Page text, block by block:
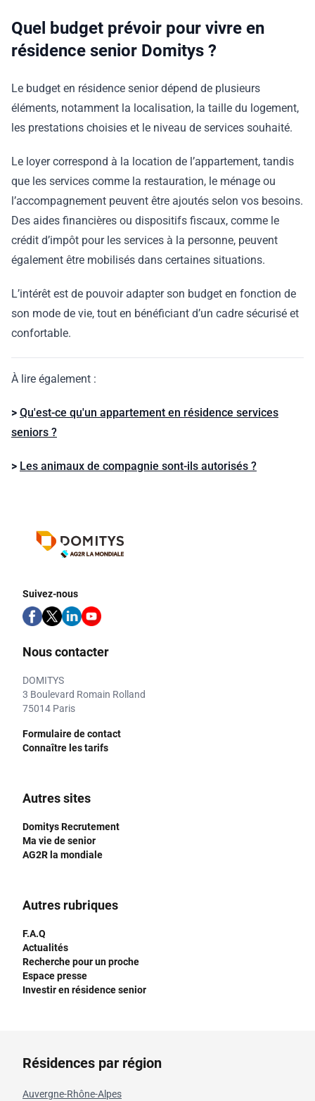
Quel budget prévoir pour vivre en
résidence senior Domitys ?
Le budget en résidence senior dépend de plusieurs
éléments, notamment la localisation, la taille du logement,
les prestations choisies et le niveau de services souhaité.
Le loyer correspond à la location de l’appartement, tandis
que les services comme la restauration, le ménage ou
l’accompagnement peuvent être ajoutés selon vos besoins.
Des aides financières ou dispositifs fiscaux, comme le
crédit d’impôt pour les services à la personne, peuvent
également être mobilisés dans certaines situations.
L’intérêt est de pouvoir adapter son budget en fonction de
son mode de vie, tout en bénéficiant d’un cadre sécurisé et
confortable.
À lire également :
> Qu'est-ce qu'un appartement en résidence services
seniors ?
> Les animaux de compagnie sont-ils autorisés ?
Suivez-nous
Nous contacter
DOMITYS
3 Boulevard Romain Rolland
75014 Paris
Formulaire de contact
Connaître les tarifs
Autres sites
Domitys Recrutement
Ma vie de senior
AG2R la mondiale
Autres rubriques
F.A.Q
Actualités
Recherche pour un proche
Espace presse
Investir en résidence senior
Résidences par région
Auvergne-Rhône-Alpes